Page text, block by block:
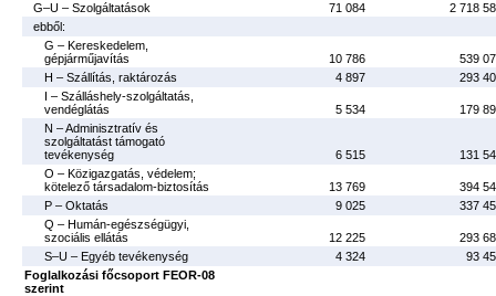
G–U – Szolgáltatások
71 084
2 718
ebből:
G – Kereskedelem,
gépjárműjavítás
10 786
539
H – Szállítás, raktározás
4 897
293
I – Szálláshely-szolgáltatás,
vendéglátás
5 534
179
N – Adminisztratív és
szolgáltatást támogató
tevékenység
6 515
131
O – Közigazgatás, védelem;
kötelező társadalom-biztosítás
13 769
394
P – Oktatás
9 025
337
Q – Humán-egészségügyi,
szociális ellátás
12 225
293
S–U – Egyéb tevékenység
4 324
93
Foglalkozási főcsoport FEOR-08
szerint